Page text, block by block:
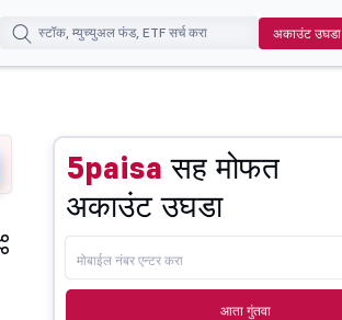
अकाउंट उघडा
5paisa सह मोफत
अकाउंट उघडा
आता गुंतवा